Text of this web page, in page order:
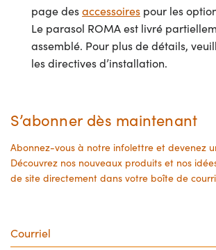
page desaccessoires pour les
Le parasol ROMA est livré
assemblé. Pour plus de détails,
les directives d’installation.
S’abonner dès maintenant
Abonnez-vous à notre infolettre et devenez
Découvrez nos nouveaux produits et nos
de site directement dans votre boîte de